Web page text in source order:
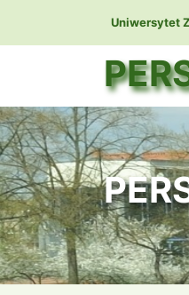
Uniwersytet